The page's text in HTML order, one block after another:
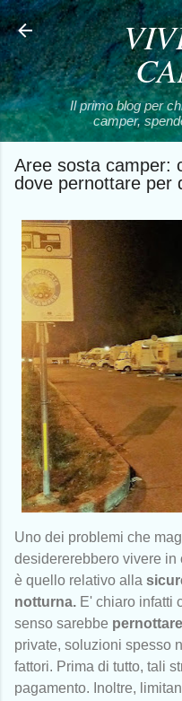
Passa ai
Il primo blog per
camper,
Aree sosta camper:
dove pernottare per
Uno dei problemi che
desidererebbero vivere
è quello relativo alla
notturna. E' chiaro infatti
senso sarebbe
private, soluzioni spesso
fattori. Prima di tutto, tali
pagamento. Inoltre,